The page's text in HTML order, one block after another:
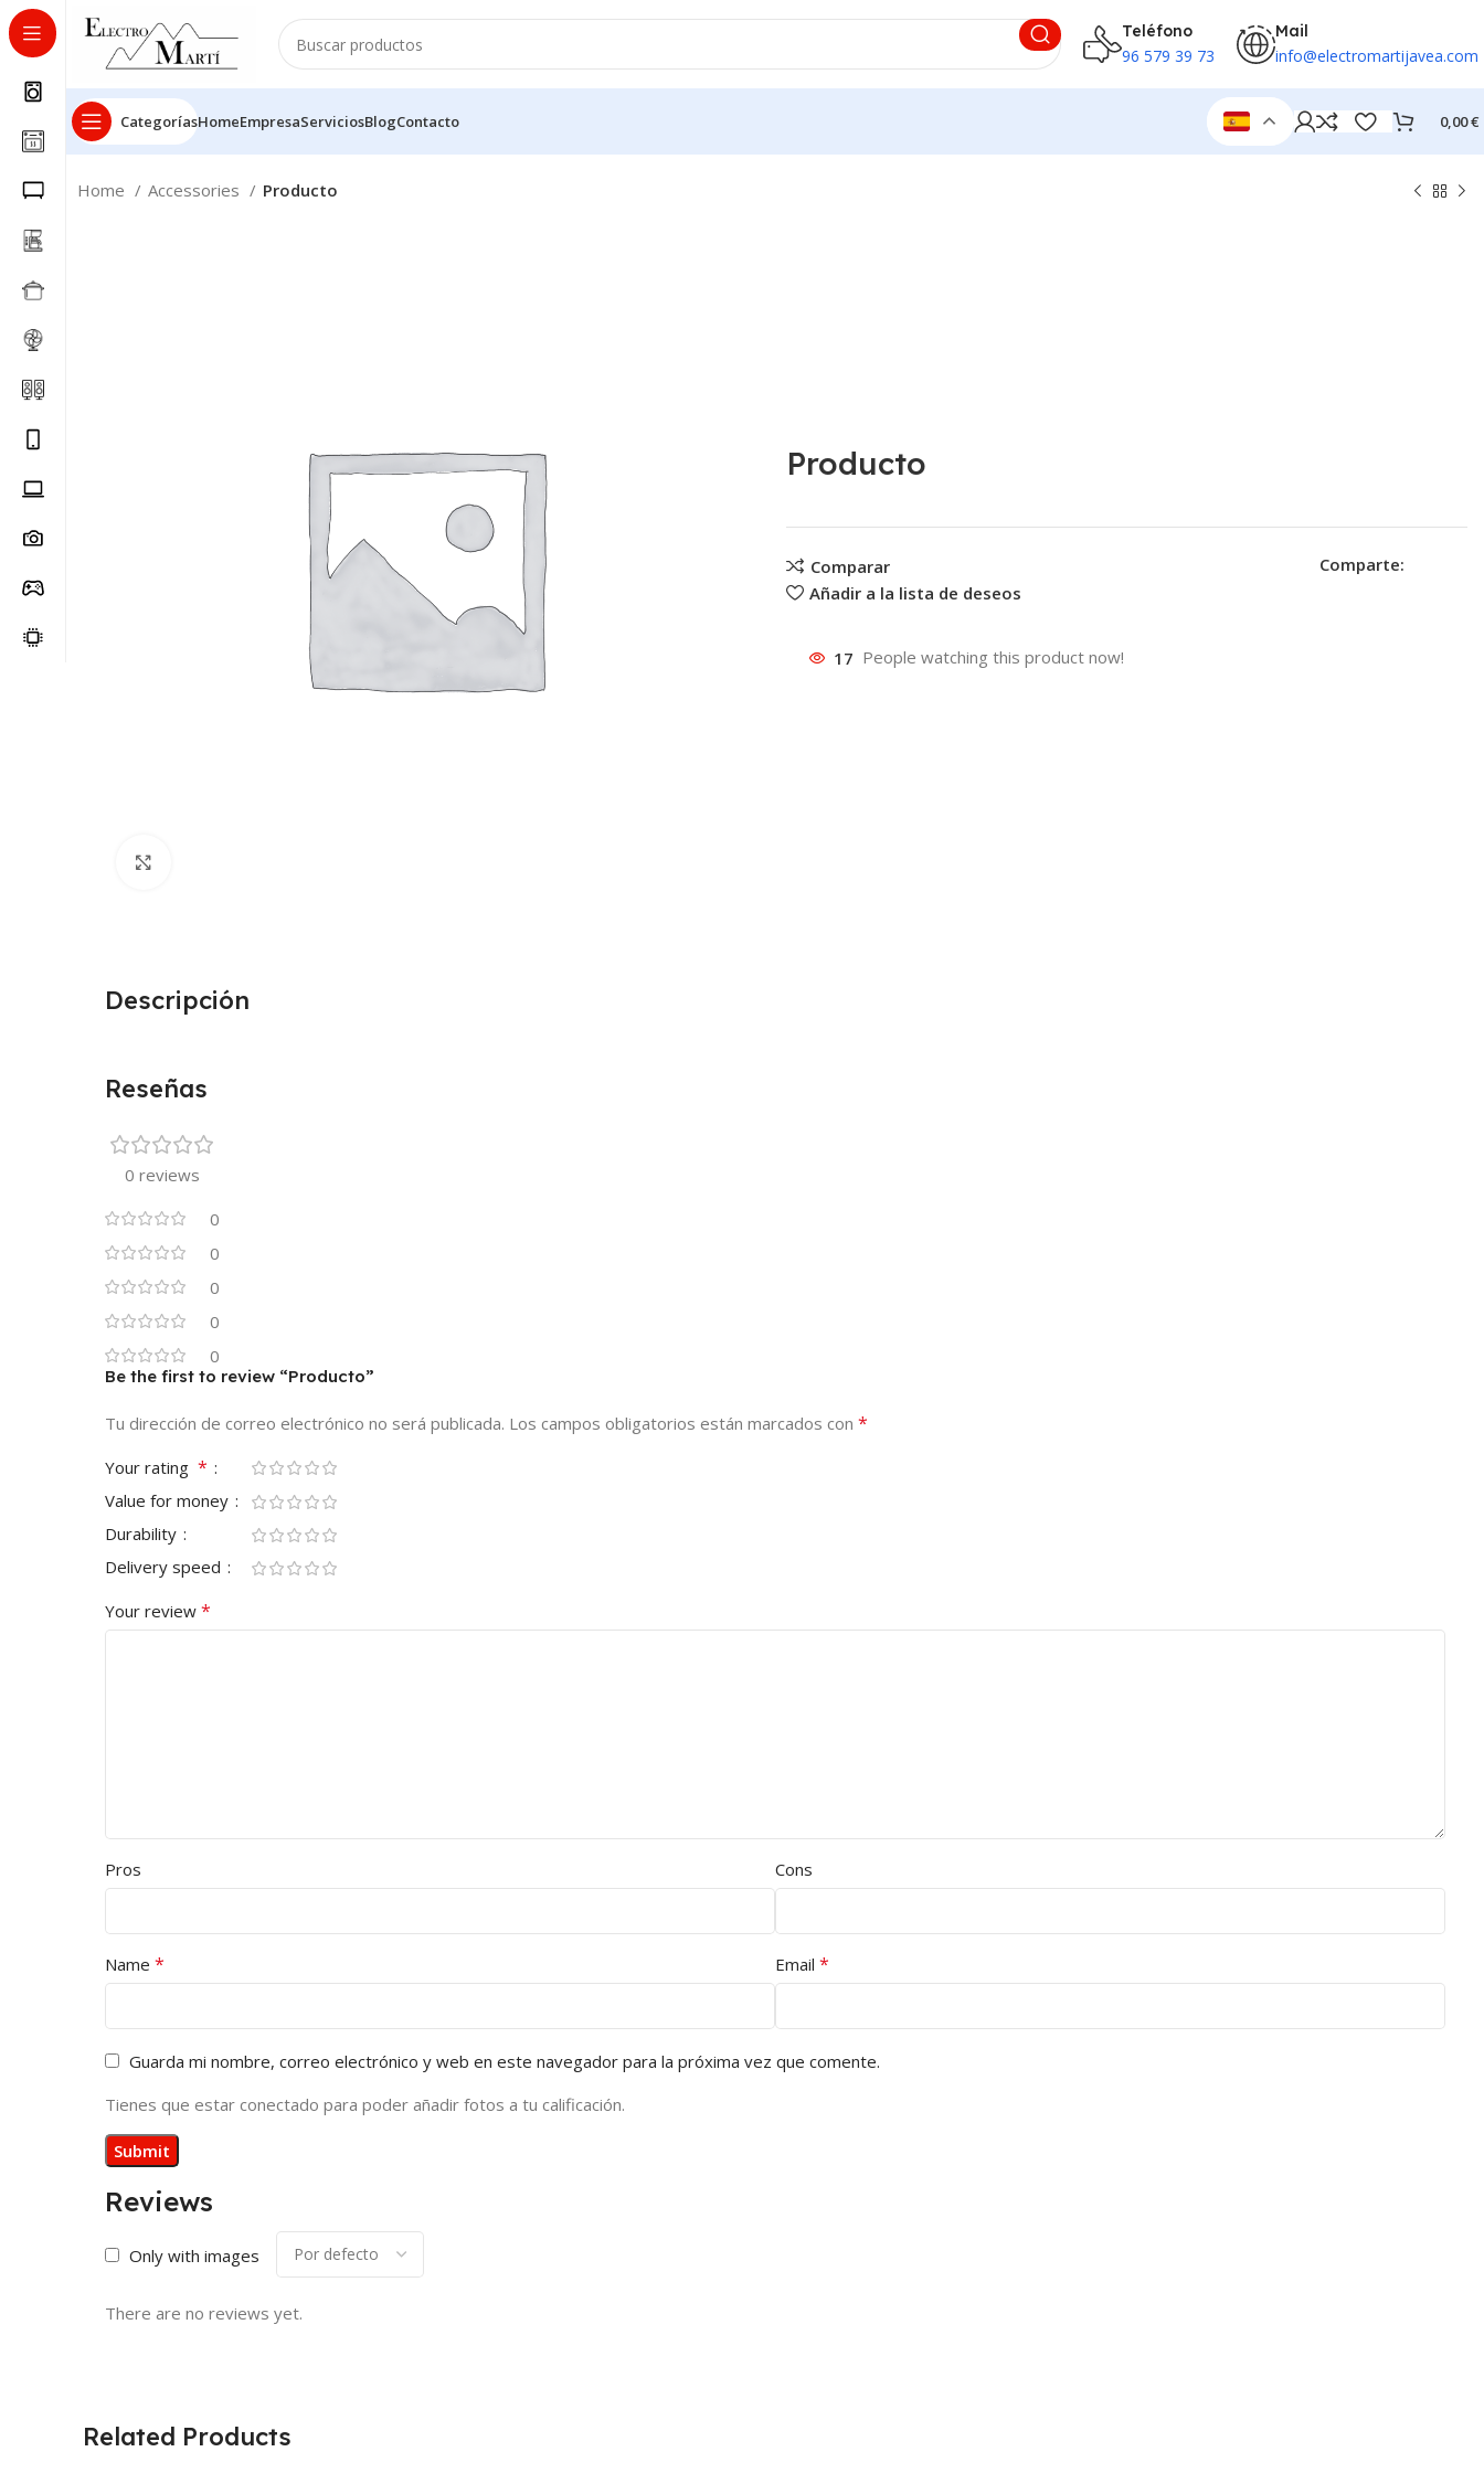
Teléfono
96 579 39 73
Mail
info@electromartijavea.com
CategoríasHomeEmpresaServiciosBlogContacto 0,00€
Home Accessories Producto
Producto
Comparar
Añadir a la lista de deseos
Comparte:
17 People watching this product now!
Descripción
Reseñas
0 reviews
0
0
0
0
0
Reviews
Only with images
There are no reviews yet.
Be the first to review “Producto”
Tu dirección de correo electrónico no será publicada. Los campos obligatorios están marcados con *
Your rating *
Value for money
Durability
Delivery speed
Your review *
Pros Cons
Name * Email *
Guarda mi nombre, correo electrónico y web en este navegador para la próxima vez que comente.
Tienes que estar conectado para poder añadir fotos a tu calificación.
Related Products